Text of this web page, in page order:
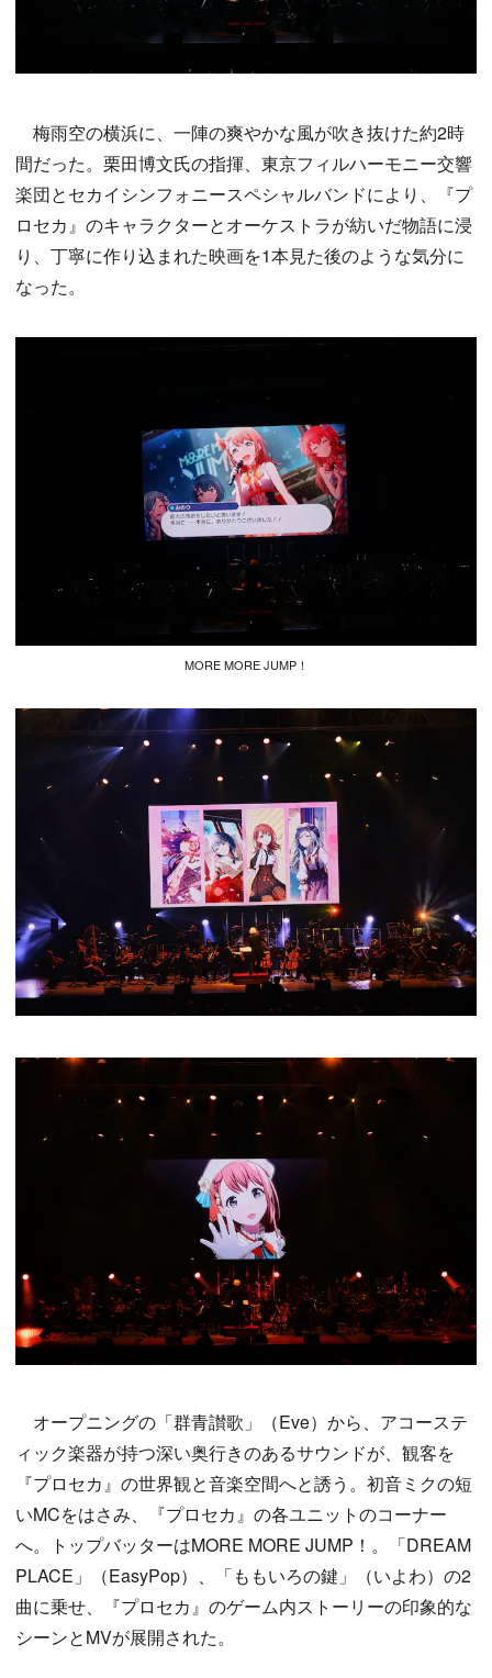
梅雨空の横浜に、一陣の爽やかな風が吹き抜けた約2時
間だった。栗田博文氏の指揮、東京フィルハーモニー交響
楽団とセカイシンフォニースペシャルバンドにより、『プ
ロセカ』のキャラクターとオーケストラが紡いだ物語に浸
り、丁寧に作り込まれた映画を1本見た後のような気分に
なった。
MORE MORE JUMP！
オープニングの「群青讃歌」（Eve）から、アコーステ
ィック楽器が持つ深い奥行きのあるサウンドが、観客を
『プロセカ』の世界観と音楽空間へと誘う。初音ミクの短
いMCをはさみ、『プロセカ』の各ユニットのコーナー
へ。トップバッターはMORE MORE JUMP！。「DREAM
PLACE」（EasyPop）、「ももいろの鍵」（いよわ）の2
曲に乗せ、『プロセカ』のゲーム内ストーリーの印象的な
シーンとMVが展開された。